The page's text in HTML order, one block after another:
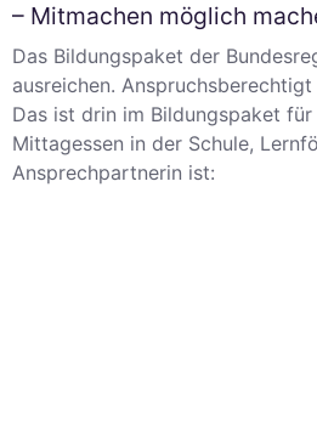
– Mitmachen möglich
Das Bildungspaket der
ausreichen.
Das ist drin im Bildungspaket für
Mittagessen in der Schule,
Ansprechpartnerin ist: